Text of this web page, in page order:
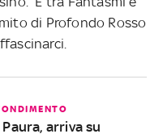
di Profondo Rosso
arriva su